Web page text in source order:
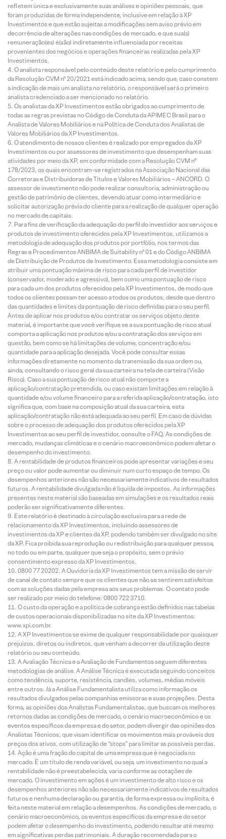
refletem única e exclusivamente suas análises e opiniões pessoais, que
foram produzidas de forma independente, inclusive em relação à XP
Investimentos e que estão sujeitas a modificações sem aviso prévio em
decorrência de alterações nas condições de mercado, e que sua(s)
remuneração(es) é(são) indiretamente influenciada por receitas
provenientes dos negócios e operações financeiras realizadas pela XP
Investimentos.
O analista responsável pelo conteúdo deste relatório e pelo cumprimento
da Resolução CVM nº 20/2021 está indicado acima, sendo que, caso constem
a indicação de mais um analista no relatório, o responsável será o primeiro
analista credenciado a ser mencionado no relatório.
Os analistas da XP Investimentos estão obrigados ao cumprimento de
todas as regras previstas no Código de Conduta da APIMEC Brasil para o
Analista de Valores Mobiliários e na Política de Conduta dos Analistas de
Valores Mobiliários da XP Investimentos.
O atendimento de nossos clientes é realizado por empregados da XP
Investimentos ou por assessores de investimento que desempenham suas
atividades por meio da XP, em conformidade com a Resolução CVM nº
178/2023, os quais encontram-se registrados na Associação Nacional das
Corretoras e Distribuidoras de Títulos e Valores Mobiliários – ANCORD. O
assessor de investimento não pode realizar consultoria, administração ou
gestão de patrimônio de clientes, devendo atuar como intermediário e
solicitar autorização prévia do cliente para a realização de qualquer operação
no mercado de capitais.
Para fins de verificação da adequação do perfil do investidor aos serviços e
produtos de investimento oferecidos pela XP Investimentos, utilizamos a
metodologia de adequação dos produtos por portfólio, nos termos das
Regras e Procedimentos ANBIMA de Suitability nº 01 e do Código ANBIMA
de Distribuição de Produtos de Investimento. Essa metodologia consiste em
atribuir uma pontuação máxima de risco para cada perfil de investidor
(conservador, moderado e agressivo), bem como uma pontuação de risco
para cada um dos produtos oferecidos pela XP Investimentos, de modo que
todos os clientes possam ter acesso a todos os produtos, desde que dentro
das quantidades e limites da pontuação de risco definidas para o seu perfil.
Antes de aplicar nos produtos e/ou contratar os serviços objeto deste
material, é importante que você verifique se a sua pontuação de risco atual
comporta a aplicação nos produtos e/ou a contratação dos serviços em
questão, bem como se há limitações de volume, concentração e/ou
quantidade para a aplicação desejada. Você pode consultar essas
informações diretamente no momento da transmissão da sua ordem ou,
ainda, consultando o risco geral da sua carteira na tela de carteira (Visão
Risco). Caso a sua pontuação de risco atual não comporte a
aplicação/contratação pretendida, ou caso existam limitações em relação à
quantidade e/ou volume financeiro para a referida aplicação/contratação, isto
significa que, com base na composição atual da sua carteira, esta
aplicação/contratação não está adequada ao seu perfil. Em caso de dúvidas
sobre o processo de adequação dos produtos oferecidos pela XP
Investimentos ao seu perfil de investidor, consulte o FAQ. As condições de
mercado, mudanças climáticas e o cenário macroeconômico podem afetar o
desempenho do investimento.
A rentabilidade de produtos financeiros pode apresentar variações e seu
preço ou valor pode aumentar ou diminuir num curto espaço de tempo. Os
desempenhos anteriores não são necessariamente indicativos de resultados
futuros. A rentabilidade divulgada não é líquida de impostos. As informações
presentes neste material são baseadas em simulações e os resultados reais
poderão ser significativamente diferentes.
Este relatório é destinado à circulação exclusiva para a rede de
relacionamento da XP Investimentos, incluindo assessores de
investimentos da XP e clientes da XP, podendo também ser divulgado no site
da XP. Fica proibida sua reprodução ou redistribuição para qualquer pessoa,
no todo ou em parte, qualquer que seja o propósito, sem o prévio
consentimento expresso da XP Investimentos.
0800 77 20202. A Ouvidoria da XP Investimentos tem a missão de servir
de canal de contato sempre que os clientes que não se sentirem satisfeitos
com as soluções dadas pela empresa aos seus problemas. O contato pode
ser realizado por meio do telefone: 0800 722 3710.
O custo da operação e a política de cobrança estão definidos nas tabelas
de custos operacionais disponibilizadas no site da XP Investimentos:
www.xpi.com.br.
A XP Investimentos se exime de qualquer responsabilidade por quaisquer
prejuízos, diretos ou indiretos, que venham a decorrer da utilização deste
relatório ou seu conteúdo.
A Avaliação Técnica e a Avaliação de Fundamentos seguem diferentes
metodologias de análise. A Análise Técnica é executada seguindo conceitos
como tendência, suporte, resistência, candles, volumes, médias móveis
entre outros. Já a Análise Fundamentalista utiliza como informação os
resultados divulgados pelas companhias emissoras e suas projeções. Desta
forma, as opiniões dos Analistas Fundamentalistas, que buscam os melhores
retornos dadas as condições de mercado, o cenário macroeconômico e os
eventos específicos da empresa e do setor, podem divergir das opiniões dos
Analistas Técnicos, que visam identificar os movimentos mais prováveis dos
preços dos ativos, com utilização de “stops” para limitar as possíveis perdas.
Ação é uma fração do capital de uma empresa que é negociada no
mercado. É um título de renda variável, ou seja, um investimento no qual a
rentabilidade não é preestabelecida, varia conforme as cotações de
mercado. O investimento em ações é um investimento de alto risco e os
desempenhos anteriores não são necessariamente indicativos de resultados
futuros e nenhuma declaração ou garantia, de forma expressa ou implícita, é
feita neste material em relação a desempenhos. As condições de mercado, o
cenário macroeconômico, os eventos específicos da empresa e do setor
podem afetar o desempenho do investimento, podendo resultar até mesmo
em significativas perdas patrimoniais. A duração recomendada para o